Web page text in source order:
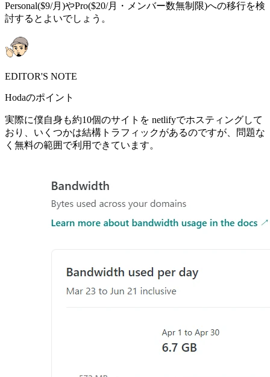
Personal($9/月)やPro($20/月・メンバー数無制限)への移行を検
討するとよいでしょう。
EDITOR'S NOTE
Hodaのポイント
実際に僕自身も約10個のサイトを netlifyでホスティングして
おり、いくつかは結構トラフィックがあるのですが、問題な
く無料の範囲で利用できています。